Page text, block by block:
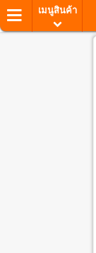
เมนูสินค้า